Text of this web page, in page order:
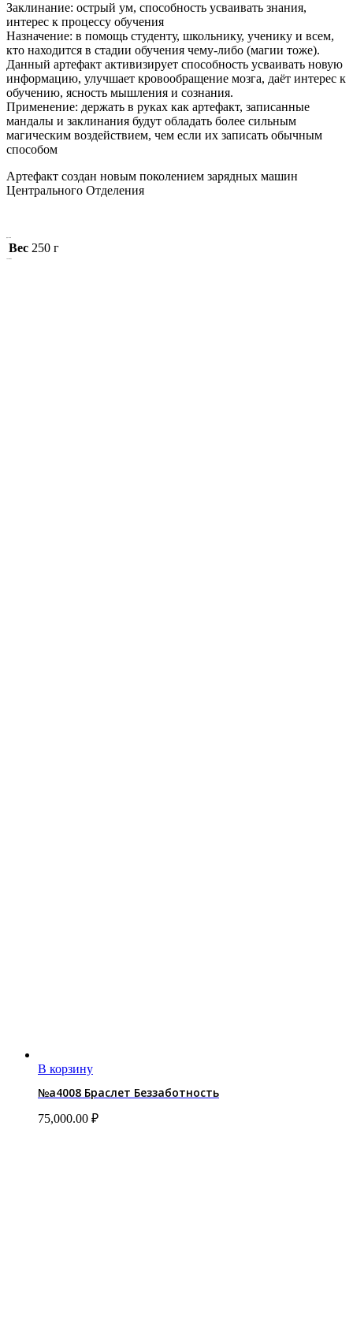
Заклинание: острый ум, способность усваивать знания,
интерес к процессу обучения
Назначение: в помощь студенту, школьнику, ученику и всем,
кто находится в стадии обучения чему-либо (магии тоже).
Данный артефакт активизирует способность усваивать новую
информацию, улучшает кровообращение мозга, даёт интерес к
обучению, ясность мышления и сознания.
Применение: держать в руках как артефакт, записанные
мандалы и заклинания будут обладать более сильным
магическим воздействием, чем если их записать обычным
способом
Артефакт создан новым поколением зарядных машин
Центрального Отделения
Вес 250 г
В корзину
№a4008 Браслет Беззаботность
75,000.00 ₽